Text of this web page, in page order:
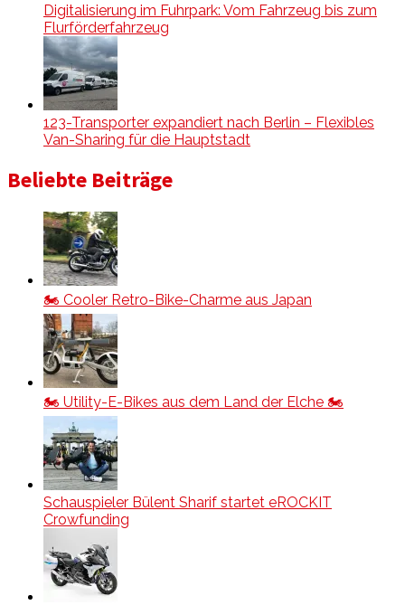
Digitalisierung im Fuhrpark: Vom Fahrzeug bis zum
Flurförderfahrzeug
123-Transporter expandiert nach Berlin – Flexibles
Van-Sharing für die Hauptstadt
Beliebte Beiträge
🏍️ Cooler Retro-Bike-Charme aus Japan
🏍️ Utility-E-Bikes aus dem Land der Elche 🏍️
Schauspieler Bülent Sharif startet eROCKIT
Crowfunding